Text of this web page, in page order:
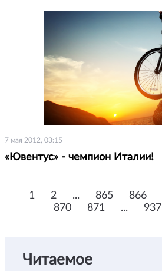
7 мая 2012, 03:15
«Ювентус» - чемпион Италии!
1 2 ... 865 866
870
871 ... 937
Читаемое